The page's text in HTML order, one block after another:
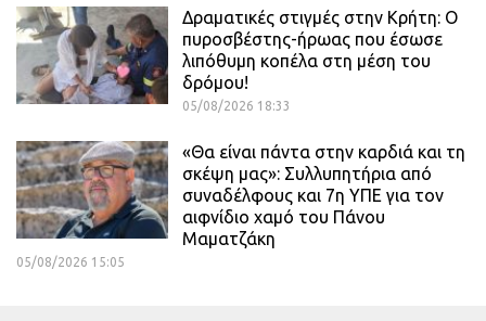
Δραματικές στιγμές στην Κρήτη: Ο
πυροσβέστης-ήρωας που έσωσε
λιπόθυμη κοπέλα στη μέση του
δρόμου!
05/08/2026 18:33
«Θα είναι πάντα στην καρδιά και τη
σκέψη μας»: Συλλυπητήρια από
συναδέλφους και 7η ΥΠΕ για τον
αιφνίδιο χαμό του Πάνου
Μαματζάκη
05/08/2026 15:05